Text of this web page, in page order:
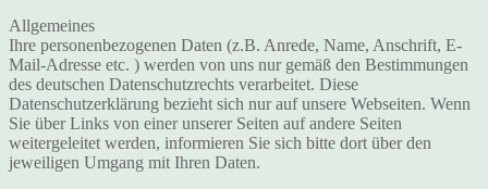
Allgemeines
Ihre personenbezogenen Daten (z.B. Anrede, Name, Anschrift, E-
Mail-Adresse etc. ) werden von uns nur gemäß den Bestimmungen
des deutschen Datenschutzrechts verarbeitet. Diese
Datenschutzerklärung bezieht sich nur auf unsere Webseiten. Wenn
Sie über Links von einer unserer Seiten auf andere Seiten
weitergeleitet werden, informieren Sie sich bitte dort über den
jeweiligen Umgang mit Ihren Daten.